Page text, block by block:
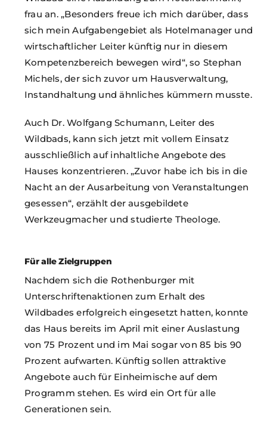
frau an. „Besonders freue ich mich darüber, dass
sich mein Aufgabengebiet als Hotelmanager und
wirtschaftlicher Leiter künftig nur in diesem
Kompetenzbereich bewegen wird“, so Stephan
Michels, der sich zuvor um Hausverwaltung,
Instandhaltung und ähnliches kümmern musste.
Auch Dr. Wolfgang Schumann, Leiter des
Wildbads, kann sich jetzt mit vollem Einsatz
ausschließlich auf inhaltliche Angebote des
Hauses konzentrieren. „Zuvor habe ich bis in die
Nacht an der Ausarbeitung von Veranstaltungen
gesessen“, erzählt der ausgebildete
Werkzeugmacher und studierte Theologe.
Für alle Zielgruppen
Nachdem sich die Rothenburger mit
Unterschriftenaktionen zum Erhalt des
Wildbades erfolgreich eingesetzt hatten, konnte
das Haus bereits im April mit einer Auslastung
von 75 Prozent und im Mai sogar von 85 bis 90
Prozent aufwarten. Künftig sollen attraktive
Angebote auch für Einheimische auf dem
Programm stehen. Es wird ein Ort für alle
Generationen sein.